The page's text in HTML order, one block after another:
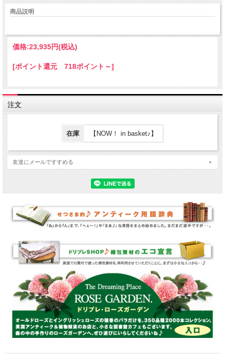
商品説明
価格:23,935円(税込)
[ポイント還元 718ポイント～]
注文
在庫 【NOW！ in basket♪】
友達にメールですすめる